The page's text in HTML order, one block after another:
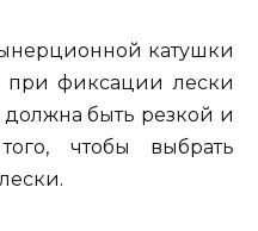
катушки
при фиксации лески
быть резкой и
чтобы выбрать